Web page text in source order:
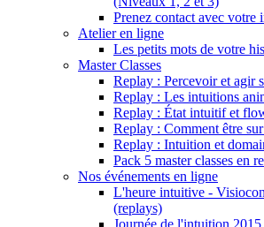
Prenez contact avec votre
Atelier en ligne
Les petits mots de votre
Master Classes
Replay : Percevoir et agir
Replay : Les intuitions
Replay : État intuitif et
Replay : Comment être
Replay : Intuition et
Pack 5 master classes en
Nos événements en ligne
L'heure intuitive -
(replays)
Journée de l'intuition